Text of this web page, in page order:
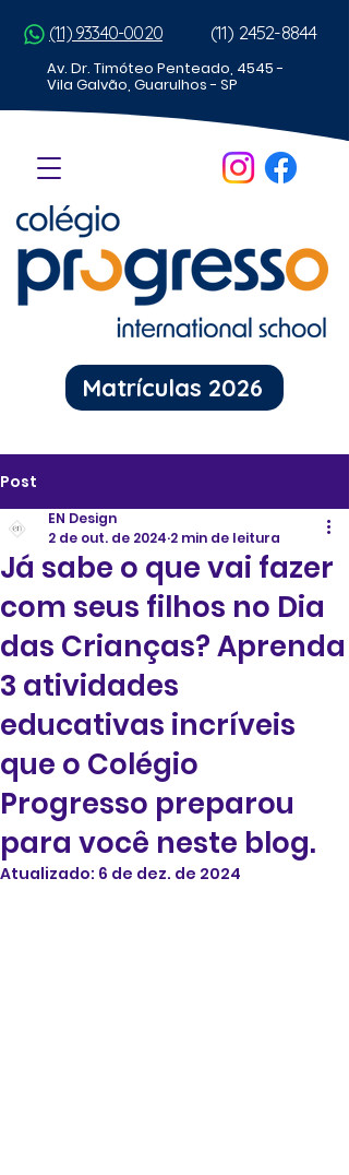
(11) 93340-0020 (11) 2452-8844
Av. Dr. Timóteo Penteado, 4545 -
Vila Galvão, Guarulhos - SP
Matrículas 2026
Post
Já sabe o que vai fazer
com seus filhos no Dia
das Crianças? Aprenda
3 atividades
educativas incríveis
que o Colégio
Progresso preparou
para você neste blog.
EN Design
2 de out. de 2024 2 min de leitura
Atualizado: 6 de dez. de 2024